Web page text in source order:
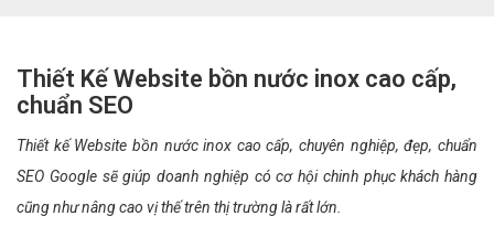
Thiết Kế Website bồn nước inox cao cấp,
chuẩn SEO
Thiết kế Website bồn nước inox cao cấp, chuyên nghiệp, đẹp, chuẩn
SEO Google sẽ giúp doanh nghiệp có cơ hội chinh phục khách hàng
cũng như nâng cao vị thế trên thị trường là rất lớn.